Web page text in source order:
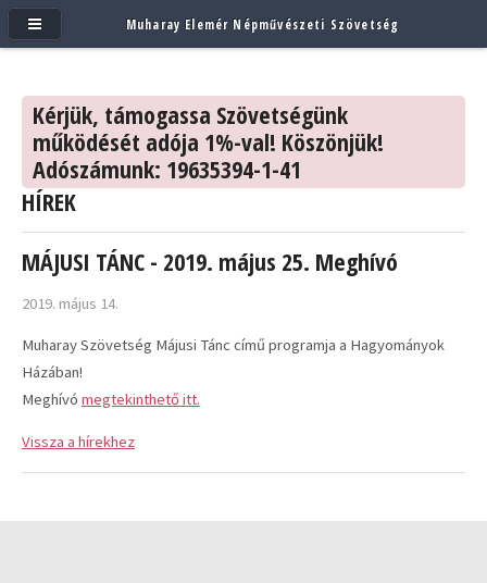
Kérjük, támogassa Szövetségünk
működését adója 1%-val! Köszönjük!
Adószámunk: 19635394-1-41
HÍREK
MÁJUSI TÁNC - 2019. május 25. Meghívó
2019. május 14.
Muharay Szövetség Májusi Tánc című programja a Hagyományok
Házában!
Meghívó megtekinthető itt.
Vissza a hírekhez
Muharay Elemér Népművészeti Szövetség